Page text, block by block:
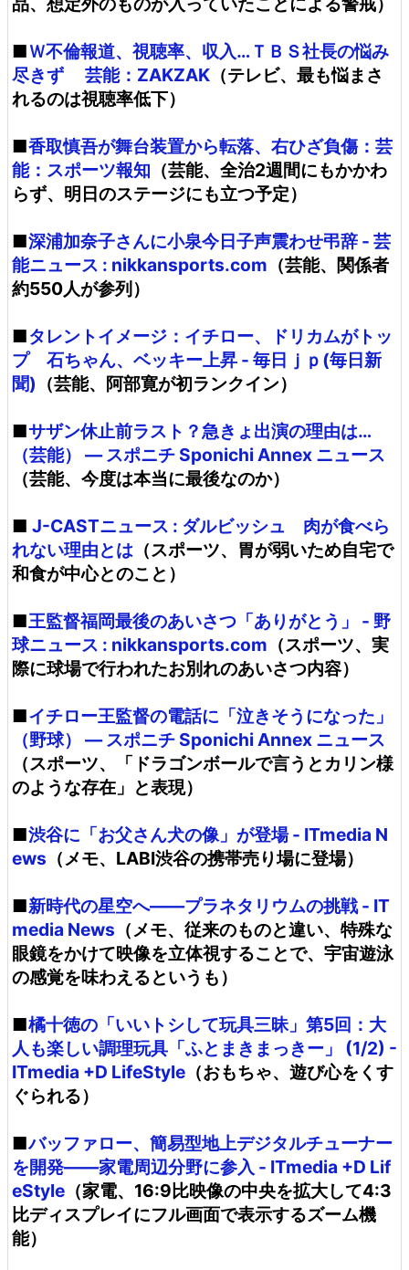
■Ｗ不倫報道、視聴率、収入…ＴＢＳ社長の悩み
尽きず 芸能：ZAKZAK （テレビ、最も悩まさ
れるのは視聴率低下）
■香取慎吾が舞台装置から転落、右ひざ負傷：芸
能：スポーツ報知 （芸能、全治2週間にもかかわ
らず、明日のステージにも立つ予定）
■深浦加奈子さんに小泉今日子声震わせ弔辞 - 芸
能ニュース : nikkansports.com （芸能、関係者
約550人が参列）
■タレントイメージ：イチロー、ドリカムがトッ
プ 石ちゃん、ベッキー上昇 - 毎日ｊｐ(毎日新
聞) （芸能、阿部寛が初ランクイン）
■サザン休止前ラスト？急きょ出演の理由は…
（芸能） ― スポニチ Sponichi Annex ニュース
（芸能、今度は本当に最後なのか）
■ J-CASTニュース : ダルビッシュ 肉が食べら
れない理由とは （スポーツ、胃が弱いため自宅で
和食が中心とのこと）
■王監督福岡最後のあいさつ「ありがとう」 - 野
球ニュース : nikkansports.com （スポーツ、実
際に球場で行われたお別れのあいさつ内容）
■イチロー王監督の電話に「泣きそうになった」
（野球） ― スポニチ Sponichi Annex ニュース
（スポーツ、「ドラゴンボールで言うとカリン様
のような存在」と表現）
■渋谷に「お父さん犬の像」が登場 - ITmedia N
ews （メモ、LABI渋谷の携帯売り場に登場）
■新時代の星空へ――プラネタリウムの挑戦 - IT
media News （メモ、従来のものと違い、特殊な
眼鏡をかけて映像を立体視することで、宇宙遊泳
の感覚を味わえるというも）
■橘十徳の「いいトシして玩具三昧」第5回：大
人も楽しい調理玩具「ふとまきまっきー」 (1/2) -
ITmedia +D LifeStyle （おもちゃ、遊び心をくす
ぐられる）
■バッファロー、簡易型地上デジタルチューナー
を開発――家電周辺分野に参入 - ITmedia +D Lif
eStyle （家電、16:9比映像の中央を拡大して4:3
比ディスプレイにフル画面で表示するズーム機
能）